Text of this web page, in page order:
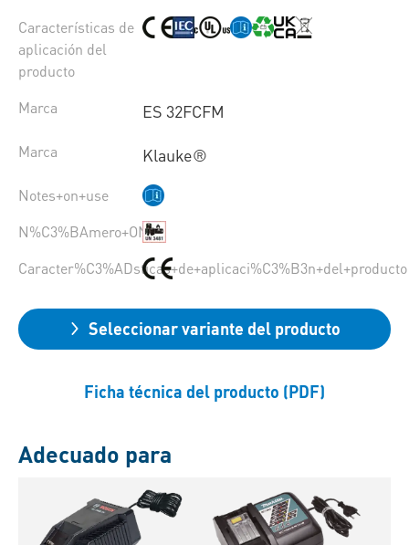
Características de
aplicación del
producto
Marca
ES 32FCFM
Marca Klauke®
Notes+on+use
N%C3%BAmero+ONU
Caracter%C3%ADsticas+de+aplicaci%C3%B3n+del+producto
Seleccionar variante del producto
Ficha técnica del producto (PDF)
Adecuado para